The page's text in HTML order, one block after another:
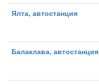
Ялта, автостанция
Балаклава, автостанция